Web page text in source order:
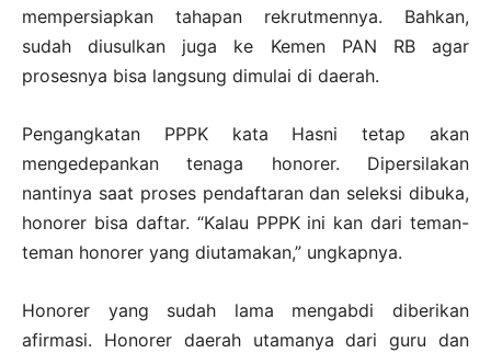
mempersiapkan tahapan rekrutmennya. Bahkan,
sudah diusulkan juga ke Kemen PAN RB agar
prosesnya bisa langsung dimulai di daerah.
Pengangkatan PPPK kata Hasni tetap akan
mengedepankan tenaga honorer. Dipersilakan
nantinya saat proses pendaftaran dan seleksi dibuka,
honorer bisa daftar. “Kalau PPPK ini kan dari teman-
teman honorer yang diutamakan,” ungkapnya.
Honorer yang sudah lama mengabdi diberikan
afirmasi. Honorer daerah utamanya dari guru dan